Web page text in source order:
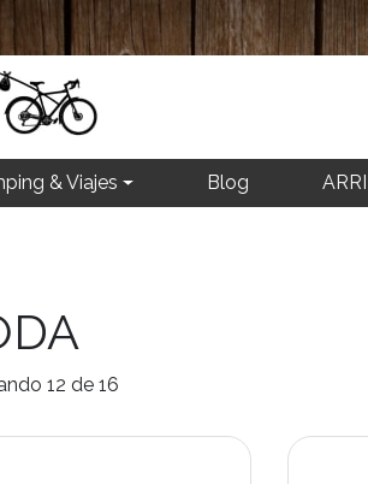
& Viajes Blog
12 de 16